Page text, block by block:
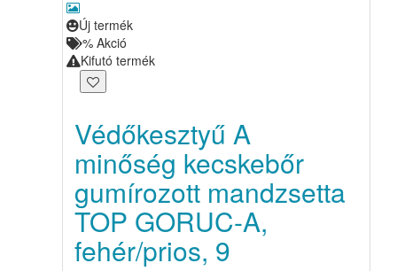
Új termék
% Akció
Kifutó termék
Védőkesztyű A
minőség kecskebőr
gumírozott mandzsetta
TOP GORUC-A,
fehér/prios, 9